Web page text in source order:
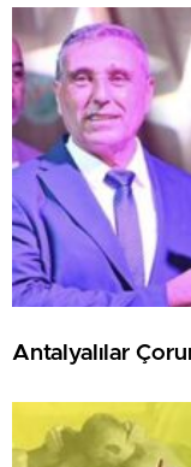
Antalyalılar